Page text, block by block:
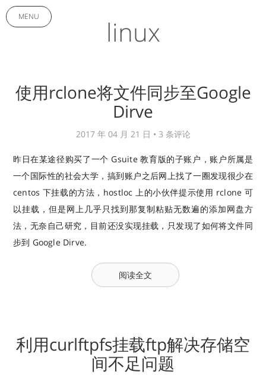
MENU linux
使用rclone将文件同步至Google
Dirve
2017 年 04 月 21 日 • 3 条评论
昨日在某途径购买了一个 Gsuite 教育版的子账户，账户所属是
一个国际性的社会大学，搞到账户之后网上找了一圈发现很少在
centos 下挂载的方法，hostloc 上的小伙伴提示使用 rclone 可
以挂载，但是网上几乎只找到那复制粘贴无数遍的添加网盘方
法，无奈自己研究，目前还没实现挂载，只发现了如何将文件同
步到 Google Dirve.
阅读全文
利用curlftpfs挂载ftp解决存储空
间不足问题